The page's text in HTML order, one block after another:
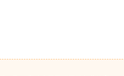
服务器带宽便是千兆网卡的，若